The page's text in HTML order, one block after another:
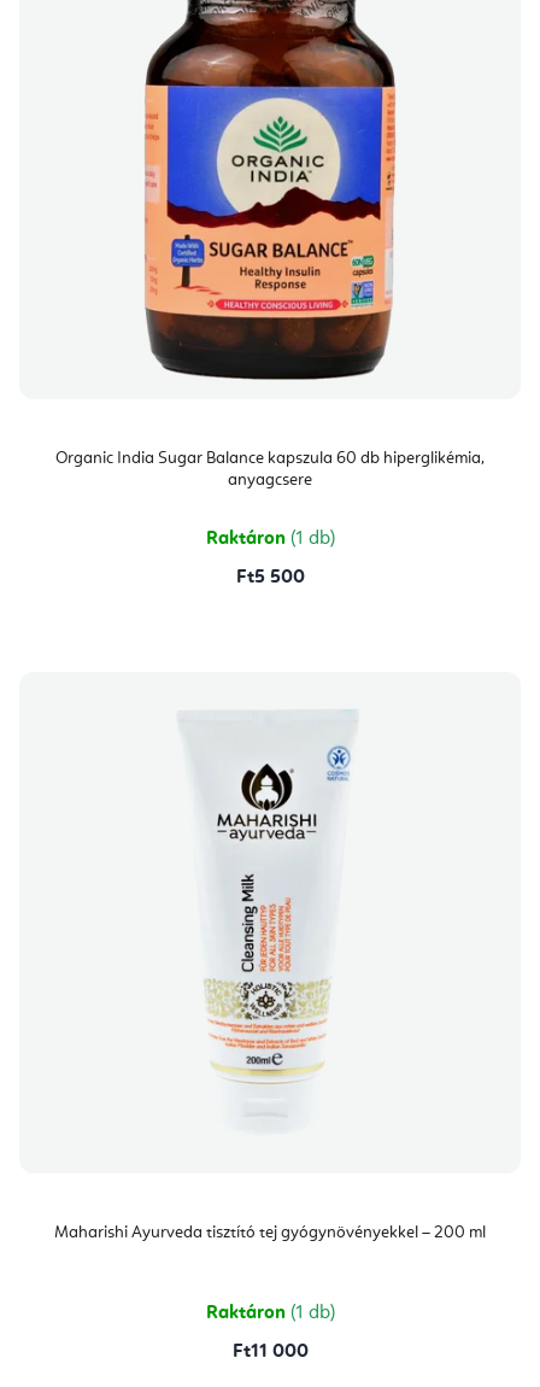
Organic India Sugar Balance kapszula 60 db hiperglikémia,
anyagcsere
Raktáron (1 db)
Ft5 500
Maharishi Ayurveda tisztító tej gyógynövényekkel – 200 ml
Raktáron (1 db)
Ft11 000